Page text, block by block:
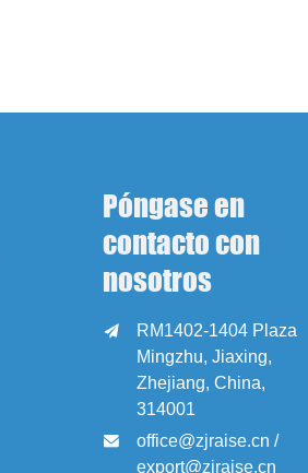
Póngase en
contacto con
nosotros

RM1402-1404 Plaza
Mingzhu, Jiaxing,
Zhejiang, China,
314001

office@zjraise.cn /
export@zjraise.cn